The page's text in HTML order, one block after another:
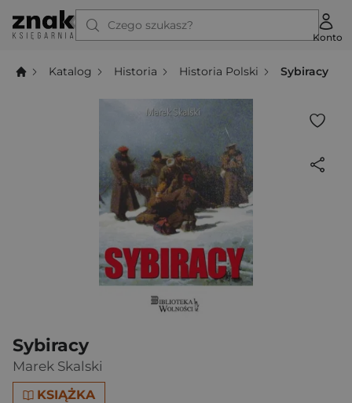
Czego szukasz?
Konto
Katalog Historia Historia Polski Sybiracy
Sybiracy
Marek Skalski
KSIĄŻKA